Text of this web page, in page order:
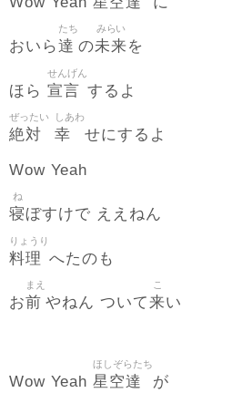
おいら達
たち
の未来
みらい
を
ほら 宣言
せんげん
するよ
絶対
ぜったい
幸
しあわ
せにするよ
Wow Yeah
寝
ね
ぼすけで ええねん
料理
りょうり
へたのも
お前
まえ
やねん ついて来
こ
い
Wow Yeah 星空達
ほしぞらたち
が